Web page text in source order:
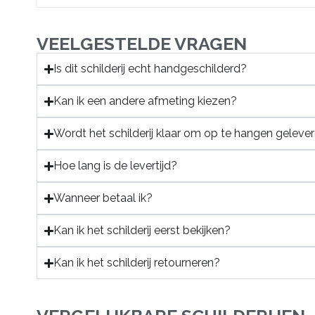
VEELGESTELDE VRAGEN
Is dit schilderij echt handgeschilderd?
Kan ik een andere afmeting kiezen?
Wordt het schilderij klaar om op te hangen
Hoe lang is de levertijd?
Wanneer betaal ik?
Kan ik het schilderij eerst bekijken?
Kan ik het schilderij retourneren?